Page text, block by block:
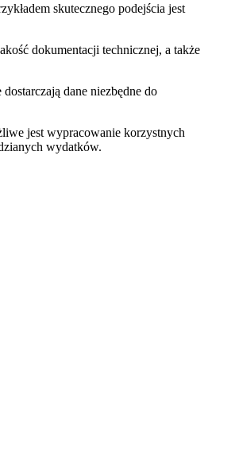
skutecznego podejścia jest
dokumentacji technicznej, a także
dane niezbędne do
jest wypracowanie korzystnych
wydatków.